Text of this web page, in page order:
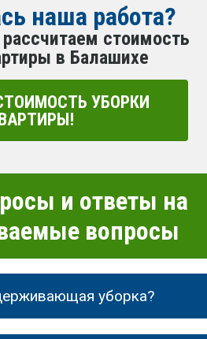
наша работа?
стоимость
в Балашихе
УБОРКИ
и ответы на
вопросы
уборка?